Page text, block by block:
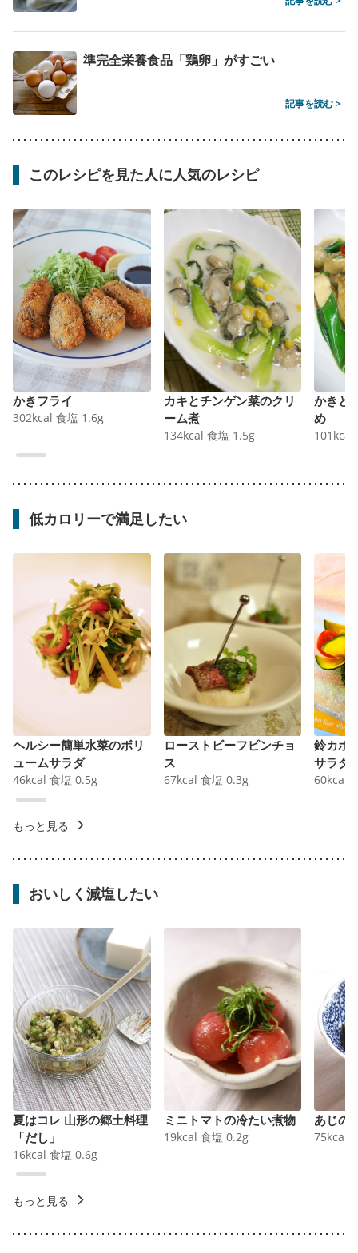
準完全栄養食品「鶏卵」がすごい
記事を読む >
このレシピを見た人に人気のレシピ
かきフライ
302kcal 食塩 1.6g
カキとチンゲン菜のクリ
ーム煮
134kcal 食塩 1.5g
かきと
め
101 kcal
低カロリーで満足したい
ヘルシー簡単水菜のボリ
ュームサラダ
46kcal 食塩 0.5g
ローストビーフピンチョ
ス
67kcal 食塩 0.3g
鈴カボ
サラダ
60kcal
もっと見る
おいしく減塩したい
夏はコレ 山形の郷土料理
「だし」
16kcal 食塩 0.6g
ミニトマトの冷たい煮物
19kcal 食塩 0.2g
あじの
75kcal
もっと見る